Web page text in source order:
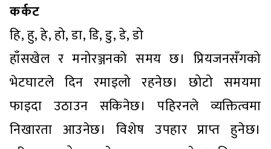
कर्कट
हि, हु, हे, हो, डा, डि, डु, डे, डो
हाँसखेल र मनोरञ्जनको समय छ। प्रियजनसँगको
भेटघाटले दिन रमाइलो रहनेछ। छोटो समयमा
फाइदा उठाउन सकिनेछ। पहिरनले व्यक्तित्वमा
निखारता आउनेछ। विशेष उपहार प्राप्त हुनेछ।